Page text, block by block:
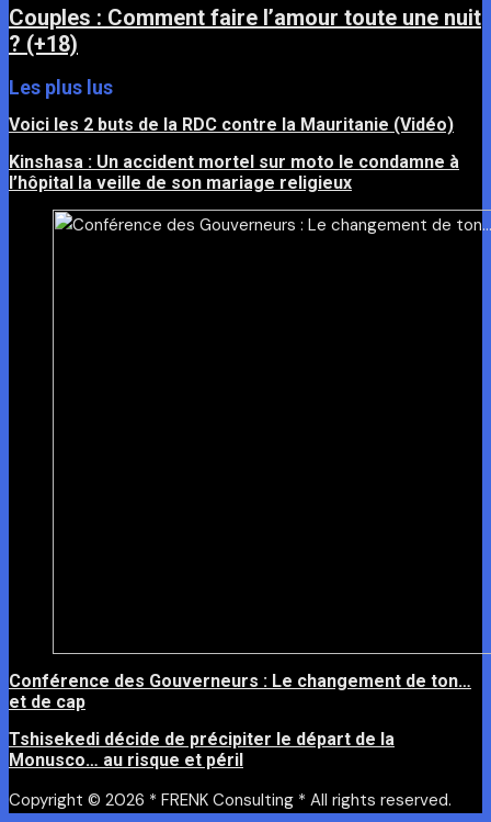
Couples : Comment faire l’amour toute une nuit
? (+18)
Les plus lus
Voici les 2 buts de la RDC contre la Mauritanie (Vidéo)
Kinshasa : Un accident mortel sur moto le condamne à
l’hôpital la veille de son mariage religieux
Conférence des Gouverneurs : Le changement de ton…
et de cap
Tshisekedi décide de précipiter le départ de la
Monusco… au risque et péril
Copyright © 2026 * FRENK Consulting * All rights reserved.